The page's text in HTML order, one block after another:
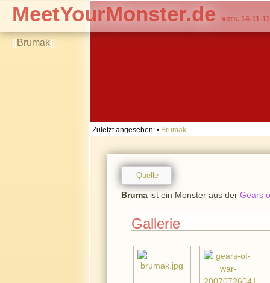
[[Brumak]]
MeetYourMonster.de vers. 14-11-11
Zuletzt angesehen: • Brumak
Quelle
Brumaist ein Monster aus der Gears
Gallerie